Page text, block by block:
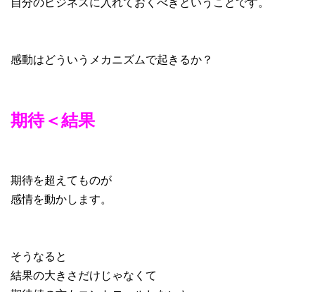
感動はどういうメカニズムで起きるか？
期待＜結果
期待を超えてものが
感情を動かします。
そうなると
結果の大きさだけじゃなくて